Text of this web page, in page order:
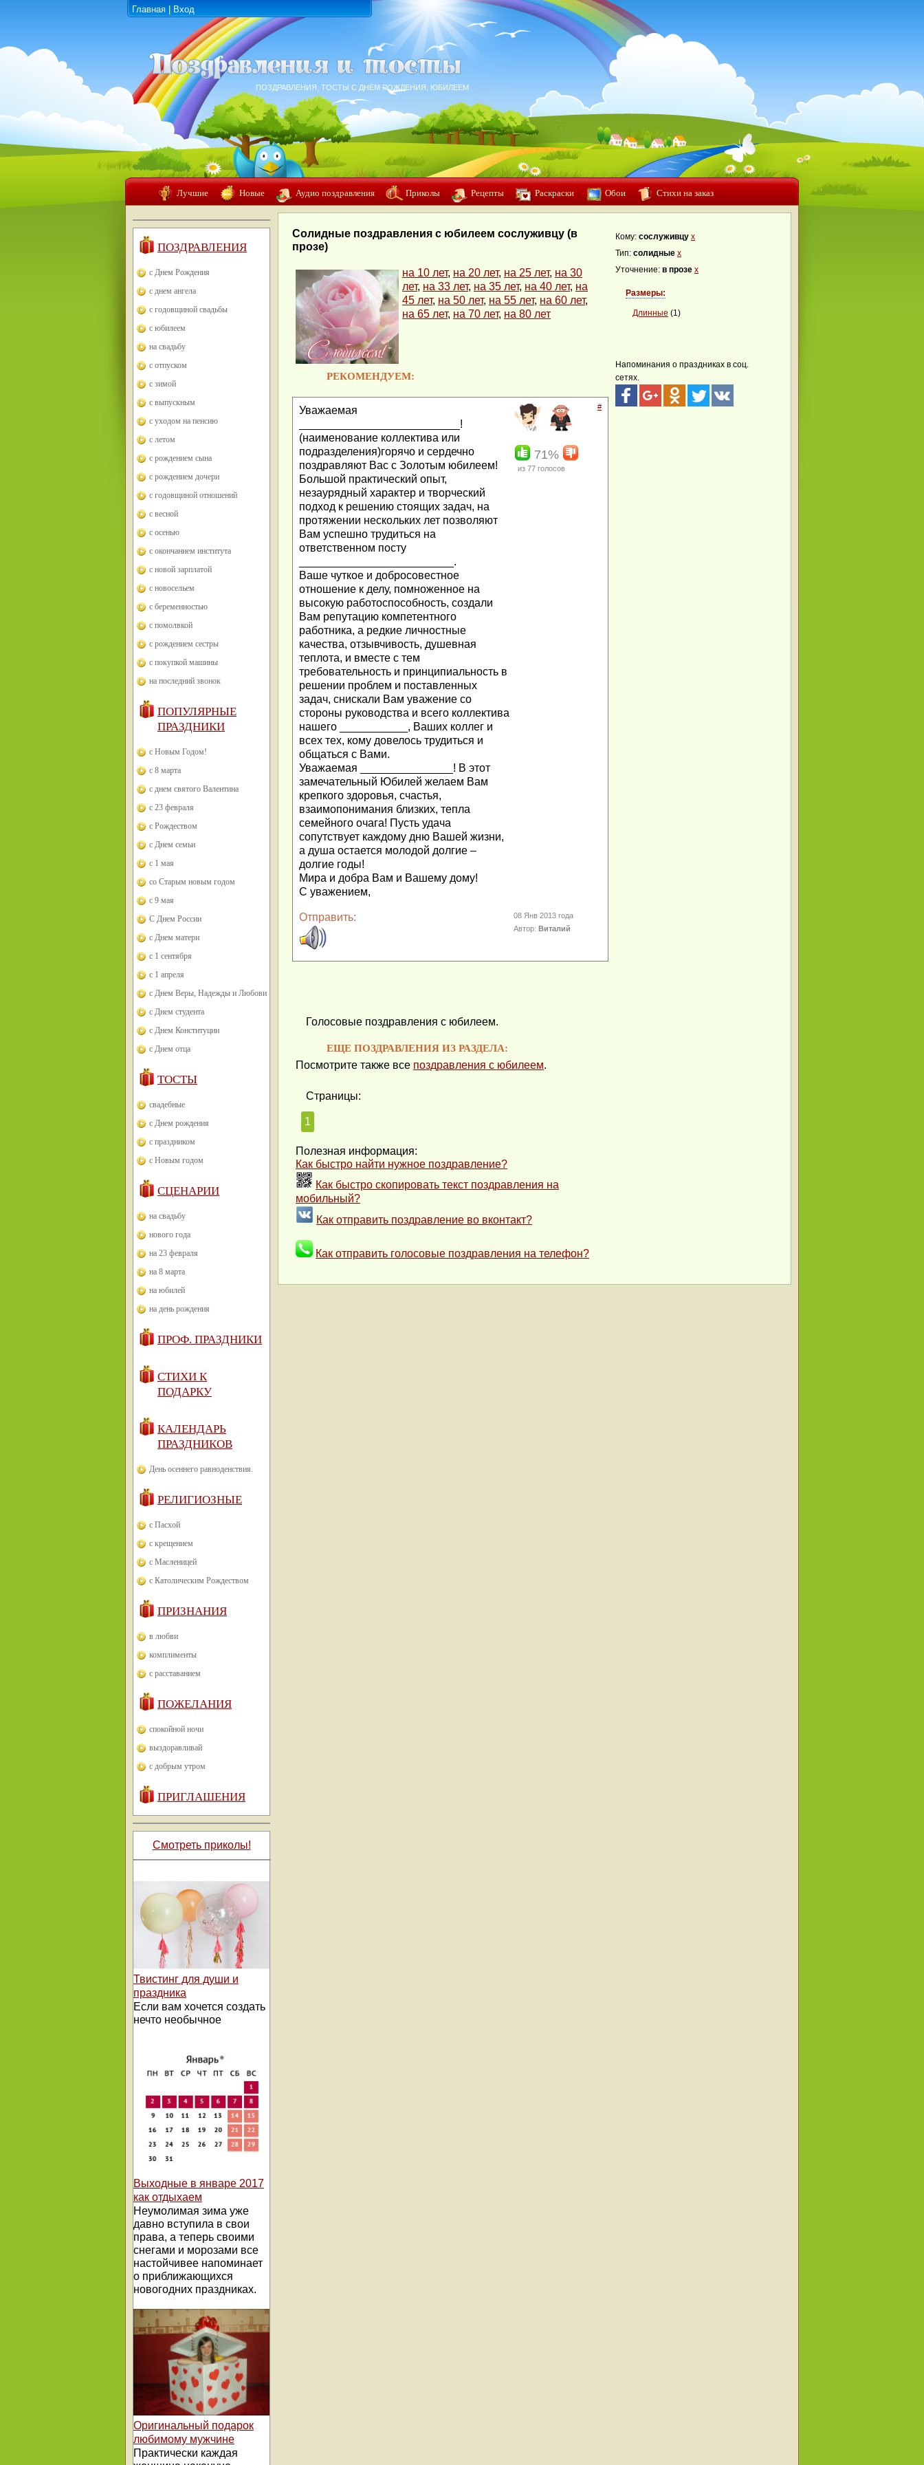
Главная Вход
ПОЗДРАВЛЕНИЯ, ТОСТЫ С ДНЁМ РОЖДЕНИЯ, ЮБИЛЕЕМ
Лучшие Новые Аудио поздравления Приколы Рецепты Раскраски Обои Стихи на заказ
ПОЗДРАВЛЕНИЯ
с Днем Рождения
с днем ангела
с годовщиной свадьбы
с юбилеем
на свадьбу
с отпуском
с зимой
с выпускным
с уходом на пенсию
с летом
с рождением сына
с рождением дочери
с годовщиной отношений
с весной
с осенью
с окончанием института
с новой зарплатой
с новосельем
с беременностью
с помолвкой
с рождением сестры
с покупкой машины
на последний звонок
ПОПУЛЯРНЫЕ
ПРАЗДНИКИ
с Новым Годом!
с 8 марта
с днем святого Валентина
с 23 февраля
с Рождеством
с Днем семьи
с 1 мая
со Старым новым годом
с 9 мая
С Днем России
с Днем матери
с 1 сентября
с 1 апреля
с Днем Веры, Надежды и Любови
с Днем студента
с Днем Конституции
с Днем отца
ТОСТЫ
свадебные
с Днем рождения
с праздником
с Новым годом
СЦЕНАРИИ
на свадьбу
нового года
на 23 февраля
на 8 марта
на юбилей
на день рождения
ПРОФ. ПРАЗДНИКИ
СТИХИ К
ПОДАРКУ
КАЛЕНДАРЬ
ПРАЗДНИКОВ
День осеннего равноденствия.
РЕЛИГИОЗНЫЕ
с Пасхой
с крещением
с Масленицей
с Католическим Рождеством
ПРИЗНАНИЯ
в любви
комплименты
с расставанием
ПОЖЕЛАНИЯ
спокойной ночи
выздоравливай
с добрым утром
ПРИГЛАШЕНИЯ
Смотреть приколы!
Твистинг для души и
праздника
Если вам хочется создать
нечто необычное
Выходные в январе 2017
как отдыхаем
Неумолимая зима уже
давно вступила в свои
права, а теперь своими
снегами и морозами все
настойчивее напоминает
о приближающихся
новогодних праздниках.
Оригинальный подарок
любимому мужчине
Практически каждая
Солидные поздравления с юбилеем сослуживцу (в
прозе)
на 10 лет, на 20 лет, на 25 лет, на 30
лет, на 33 лет, на 35 лет, на 40 лет, на
45 лет, на 50 лет, на 55 лет, на 60 лет,
на 65 лет, на 70 лет, на 80 лет
РЕКОМЕНДУЕМ:
Уважаемая
__________________________!
(наименование коллектива или
подразделения)горячо и сердечно
поздравляют Вас с Золотым юбилеем!
Большой практический опыт,
незаурядный характер и творческий
подход к решению стоящих задач, на
протяжении нескольких лет позволяют
Вам успешно трудиться на
ответственном посту
_________________________.
Ваше чуткое и добросовестное
отношение к делу, помноженное на
высокую работоспособность, создали
Вам репутацию компетентного
работника, а редкие личностные
качества, отзывчивость, душевная
теплота, и вместе с тем
требовательность и принципиальность в
решении проблем и поставленных
задач, снискали Вам уважение со
стороны руководства и всего коллектива
нашего ___________, Ваших коллег и
всех тех, кому довелось трудиться и
общаться с Вами.
Уважаемая _______________! В этот
замечательный Юбилей желаем Вам
крепкого здоровья, счастья,
взаимопонимания близких, тепла
семейного очага! Пусть удача
сопутствует каждому дню Вашей жизни,
а душа остается молодой долгие –
долгие годы!
Мира и добра Вам и Вашему дому!
С уважением,
#
71%
из 77 голосов
Отправить:
08 Янв 2013 года
Автор: Виталий
Голосовые поздравления с юбилеем.
ЕЩЕ ПОЗДРАВЛЕНИЯ ИЗ РАЗДЕЛА:
Посмотрите также все поздравления с юбилеем.
Страницы:
1
Полезная информация:
Как быстро найти нужное поздравление?
Как быстро скопировать текст поздравления на
мобильный?
Как отправить поздравление во вконтакт?
Как отправить голосовые поздравления на телефон?
Кому: сослуживцу x
Тип: солидные x
Уточнение: в прозе x
Размеры:
Длинные (1)
Напоминания о праздниках в соц.
сетях.